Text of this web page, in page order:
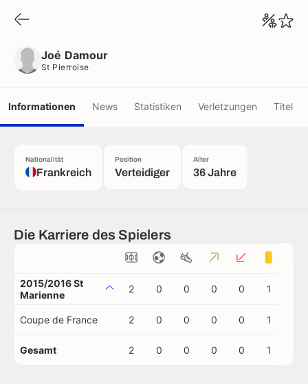
Joé Damour
St Pierroise
Informationen News Statistiken Verletzungen Titel
Nationalität
Frankreich
Position
Verteidiger
Alter
36 Jahre
Die Karriere des Spielers
2015/2016 St
Marienne
2 0 0 0 0 1
Coupe de France 2 0 0 0 0 1
Gesamt 2 0 0 0 0 1